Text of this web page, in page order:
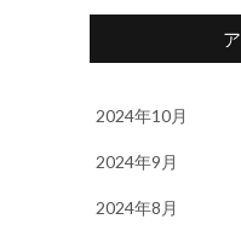
2024年10月
2024年9月
2024年8月